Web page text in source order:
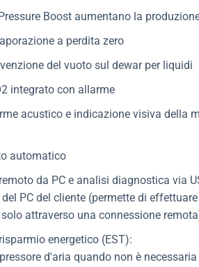
Boost aumentano la
a perdita zero
del vuoto sul dewar per liquidi
integrato con allarme
acustico e indicazione visiva della
automatico
da PC e analisi diagnostica via
PC del cliente (permette di
attraverso una connessione
energetico (EST):
d'aria quando non è